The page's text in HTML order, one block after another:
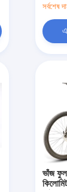
সর্বশেষ
ভাঁজ